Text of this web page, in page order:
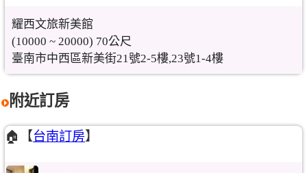
耀西文旅新美館
(10000 ~ 20000) 70公尺
臺南市中西區新美街21號2-5樓,23號1-4樓
附近訂房
🏠【台南訂房】